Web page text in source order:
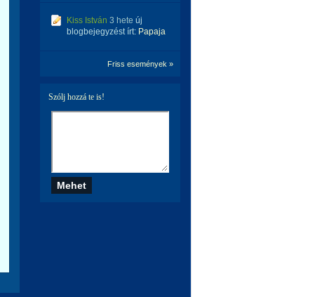
Kiss István 3 hete új
blogbejegyzést írt: Papaja
Friss események »
Szólj hozzá te is!